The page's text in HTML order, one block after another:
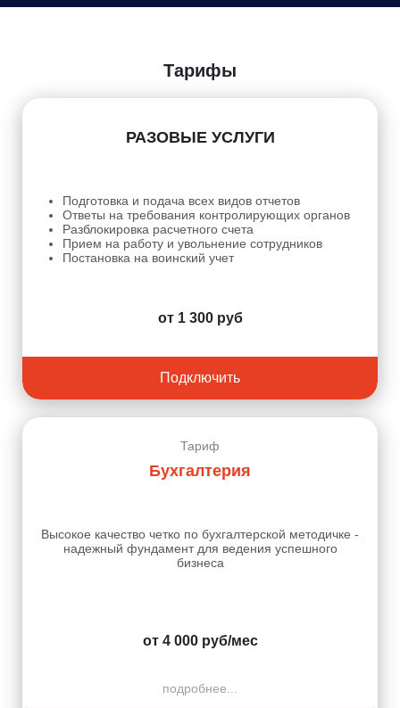
Тарифы
РАЗОВЫЕ УСЛУГИ
Подготовка и подача всех видов отчетов
Ответы на требования контролирующих органов
Разблокировка расчетного счета
Прием на работу и увольнение сотрудников
Постановка на воинский учет
от 1 300 руб
Подключить
Тариф
Бухгалтерия
Высокое качество четко по бухгалтерской методичке -
надежный фундамент для ведения успешного
бизнеса
от 4 000 руб/мес
подробнее...